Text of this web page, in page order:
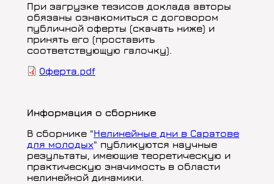
При загрузке тезисов доклада авторы
обязаны ознакомиться с договором
публичной оферты (скачать ниже) и
принять его (проставить
соответствующую галочку).
Document
Оферта.pdf
Информация о сборнике
В сборнике "Нелинейные дни в Саратове
для молодых" публикуются научные
результаты, имеющие теоретическую и
практическую значимость в области
нелинейной динамики.